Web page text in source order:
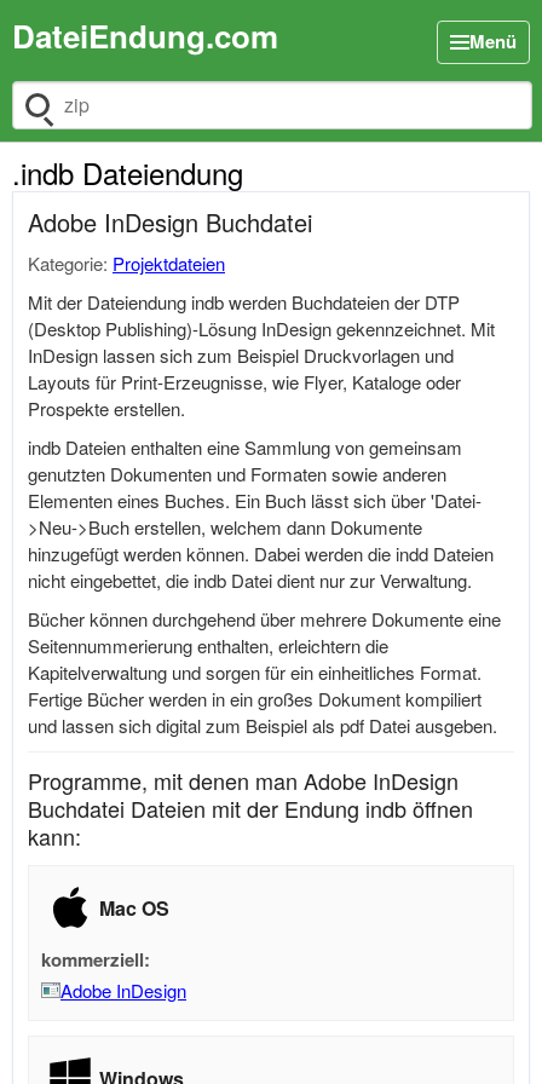
DateiEndung.com Menü
Dateiendung suchen
.indb Dateiendung
Adobe InDesign Buchdatei
Kategorie: Projektdateien
Mit der Dateiendung indb werden Buchdateien der DTP
(Desktop Publishing)-Lösung InDesign gekennzeichnet. Mit
InDesign lassen sich zum Beispiel Druckvorlagen und
Layouts für Print-Erzeugnisse, wie Flyer, Kataloge oder
Prospekte erstellen.
indb Dateien enthalten eine Sammlung von gemeinsam
genutzten Dokumenten und Formaten sowie anderen
Elementen eines Buches. Ein Buch lässt sich über 'Datei-
>Neu->Buch erstellen, welchem dann Dokumente
hinzugefügt werden können. Dabei werden die indd Dateien
nicht eingebettet, die indb Datei dient nur zur Verwaltung.
Bücher können durchgehend über mehrere Dokumente eine
Seitennummerierung enthalten, erleichtern die
Kapitelverwaltung und sorgen für ein einheitliches Format.
Fertige Bücher werden in ein großes Dokument kompiliert
und lassen sich digital zum Beispiel als pdf Datei ausgeben.
Programme, mit denen man Adobe InDesign
Buchdatei Dateien mit der Endung indb öffnen
kann:
Mac OS
kommerziell:
Adobe InDesign
Windows